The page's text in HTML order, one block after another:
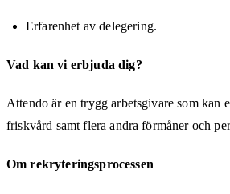
Erfarenhet av delegering.
Vad kan vi erbjuda dig?
Attendo är en trygg arbetsgivare som
friskvård samt flera andra förmåner och
Om rekryteringsprocessen